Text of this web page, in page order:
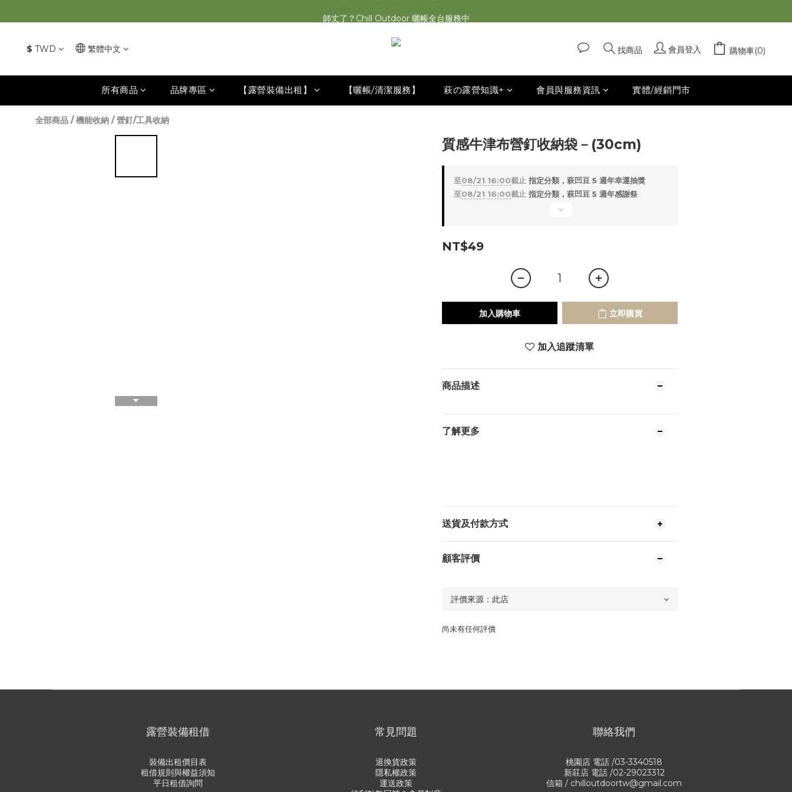
$ TWD 繁體中文 找商品 會員登入 購物車(0)
所有商品 品牌專區 【露營裝備出租】 【曬帳/清潔服務】 萩の露營知識+ 會員與服務資訊 實體/經銷門市
全部商品 /機能收納 /營釘/工具收納
質感牛津布營釘收納袋－(30cm)
至08/21 16:00截止 指定分類，萩凹豆 5 週年幸運抽獎
至08/21 16:00截止 指定分類，萩凹豆 5 週年感謝祭
NT$49
加入購物車 立即購買
加入追蹤清單
商品描述
了解更多
送貨及付款方式
顧客評價
尚未有任何評價
立即購買
露營裝備租借
裝備出租價目表
租借規則與權益須知
平日租借詢問
常見問題
退換貨政策
隱私權政策
運送政策
聯絡我們
桃園店 電話 /03-3340518
新莊店 電話 /02-29023312
信箱 / chilloutdoortw@gmail.com